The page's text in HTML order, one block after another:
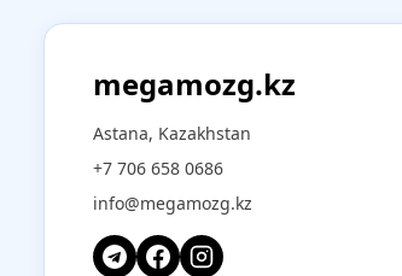
megamozg.kz
Astana, Kazakhstan
+7 706 658 0686
info@megamozg.kz